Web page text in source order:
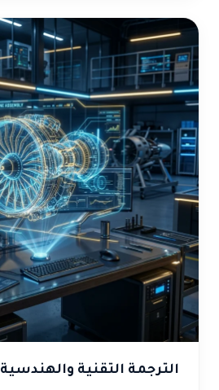
الترجمة التقنية والهندسية